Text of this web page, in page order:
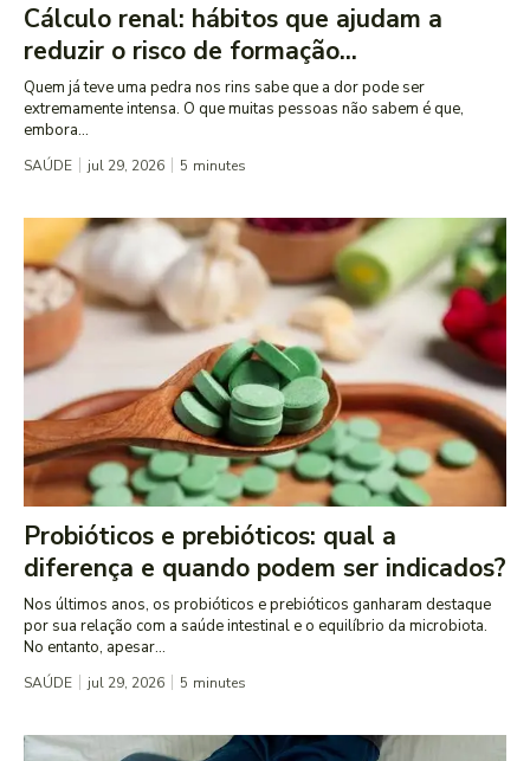
Cálculo renal: hábitos que ajudam a
reduzir o risco de formação...
Quem já teve uma pedra nos rins sabe que a dor pode ser
extremamente intensa. O que muitas pessoas não sabem é que,
embora...
SAÚDE jul 29, 2026 5 minutes
Probióticos e prebióticos: qual a
diferença e quando podem ser indicados?
Nos últimos anos, os probióticos e prebióticos ganharam destaque
por sua relação com a saúde intestinal e o equilíbrio da microbiota.
No entanto, apesar...
SAÚDE jul 29, 2026 5 minutes